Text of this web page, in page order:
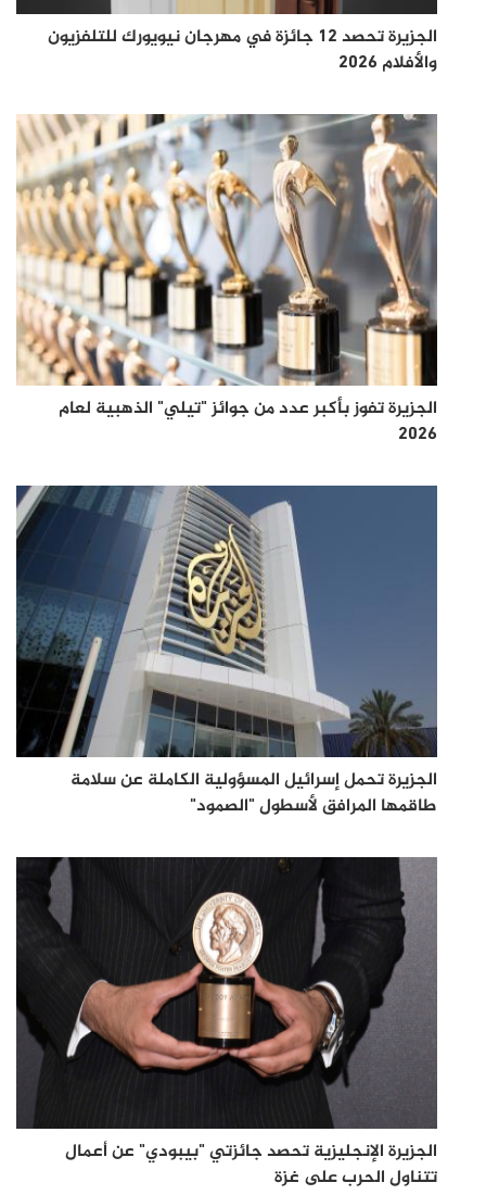
الجزيرة تحصد 12 جائزة في مهرجان نيويورك للتلفزيون
والأفلام 2026
الجزيرة تفوز بأكبر عدد من جوائز "تيلي" الذهبية لعام
2026
الجزيرة تحمل إسرائيل المسؤولية الكاملة عن سلامة
طاقمها المرافق لأسطول "الصمود"
الجزيرة الإنجليزية تحصد جائزتي "بيبودي" عن أعمال
تتناول الحرب على غزة